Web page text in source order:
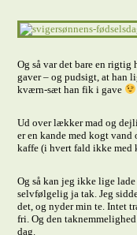
Og så var det bare en
gaver – og pudsigt, at han
kværn-sæt han fik i gave
Ud over lækker mad og
er en kande med kogt
kaffe (i hvert fald ikke
Og så kan jeg ikke lige
selvfølgelig ja tak. Jeg
det, og nyder min te. Intet
fri. Og den
dag.